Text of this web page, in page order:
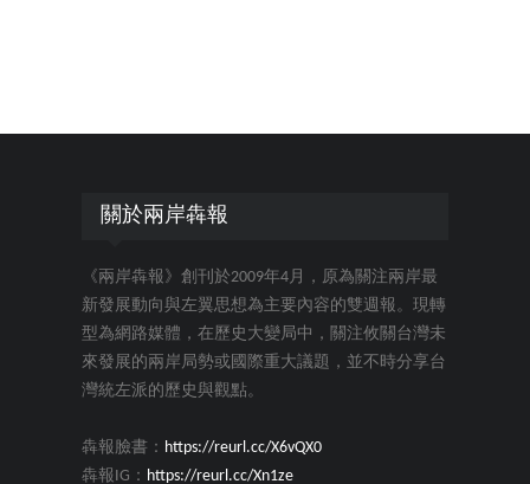
關於兩岸犇報
《兩岸犇報》創刊於2009年4月，原為關注兩岸最
新發展動向與左翼思想為主要內容的雙週報。現轉
型為網路媒體，在歷史大變局中，關注攸關台灣未
來發展的兩岸局勢或國際重大議題，並不時分享台
灣統左派的歷史與觀點。
犇報臉書： https://reurl.cc/X6vQX0
犇報IG： https://reurl.cc/Xn1ze